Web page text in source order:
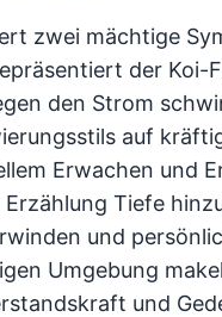
zwei mächtige
der
den Strom
auf
Erwachen und
Tiefe
und
Umgebung
und